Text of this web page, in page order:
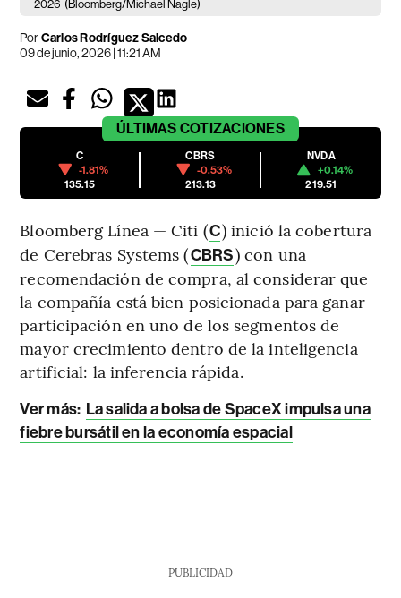
2026 (Bloomberg/Michael Nagle)
PorCarlos Rodríguez Salcedo
09 de junio, 2026 | 11:21 AM
ÚLTIMAS COTIZACIONES
C
-1.81%
135.15
CBRS
-0.53%
213.13
NVDA
+0.14%
219.51
Bloomberg Línea — Citi (C) inició la cobertura
de Cerebras Systems (CBRS) con una
recomendación de compra, al considerar que
la compañía está bien posicionada para ganar
participación en uno de los segmentos de
mayor crecimiento dentro de la inteligencia
artificial: la inferencia rápida.
Ver más: La salida a bolsa de SpaceX impulsa una
fiebre bursátil en la economía espacial
PUBLICIDAD